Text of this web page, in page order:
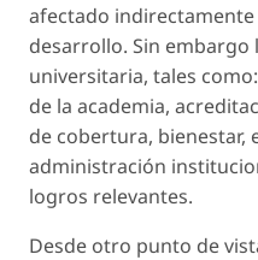
afectado
desarrollo. Sin embargo
universitaria, tales
de la academia,
de cobertura, bienestar,
administración
logros relevantes.
Desde otro punto de